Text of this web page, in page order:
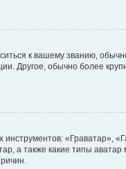
к вашему званию,
Другое, обычно более
«Граватар»,
а также какие типы